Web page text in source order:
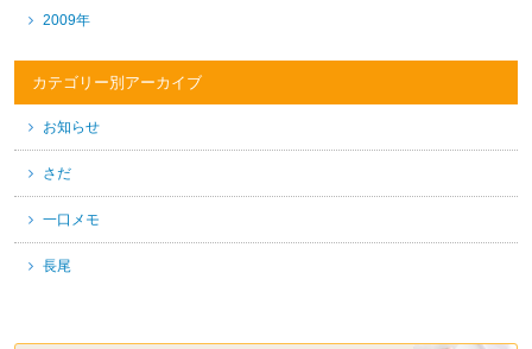
2009年
カテゴリー別アーカイブ
お知らせ
さだ
一口メモ
長尾